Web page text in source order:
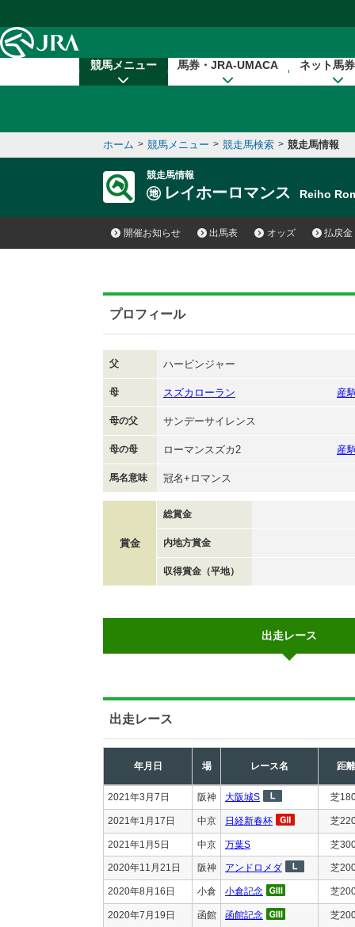
競馬メニュー 馬券・JRA-UMACA ネット馬
ホーム > 競馬メニュー > 競走馬検索 > 競走馬情報
競走馬情報
レイホーロマンス Reiho
開催お知らせ 出馬表 オッズ 払戻金
プロフィール
父 ハービンジャー
母 スズカローラン 産
母の父 サンデーサイレンス
母の母 ローマンスズカ2 産
馬名意味 冠名+ロマンス
賞金
総賞金
内地方賞金
収得賞金（平地）
出走レース
出走レース
年月日 場 レース名 距離
2021年3月7日 阪神 大阪城S 芝
2021年1月17日 中京 日経新春杯 芝
2021年1月5日 中京 万葉S 芝
2020年11月21日 阪神 アンドロメダ 芝
2020年8月16日 小倉 小倉記念 芝
2020年7月19日 函館 函館記念 芝